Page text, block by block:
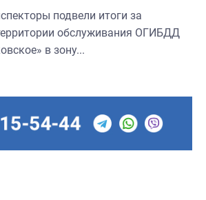
подвели итоги за
обслуживания ОГИБДД
в зону...